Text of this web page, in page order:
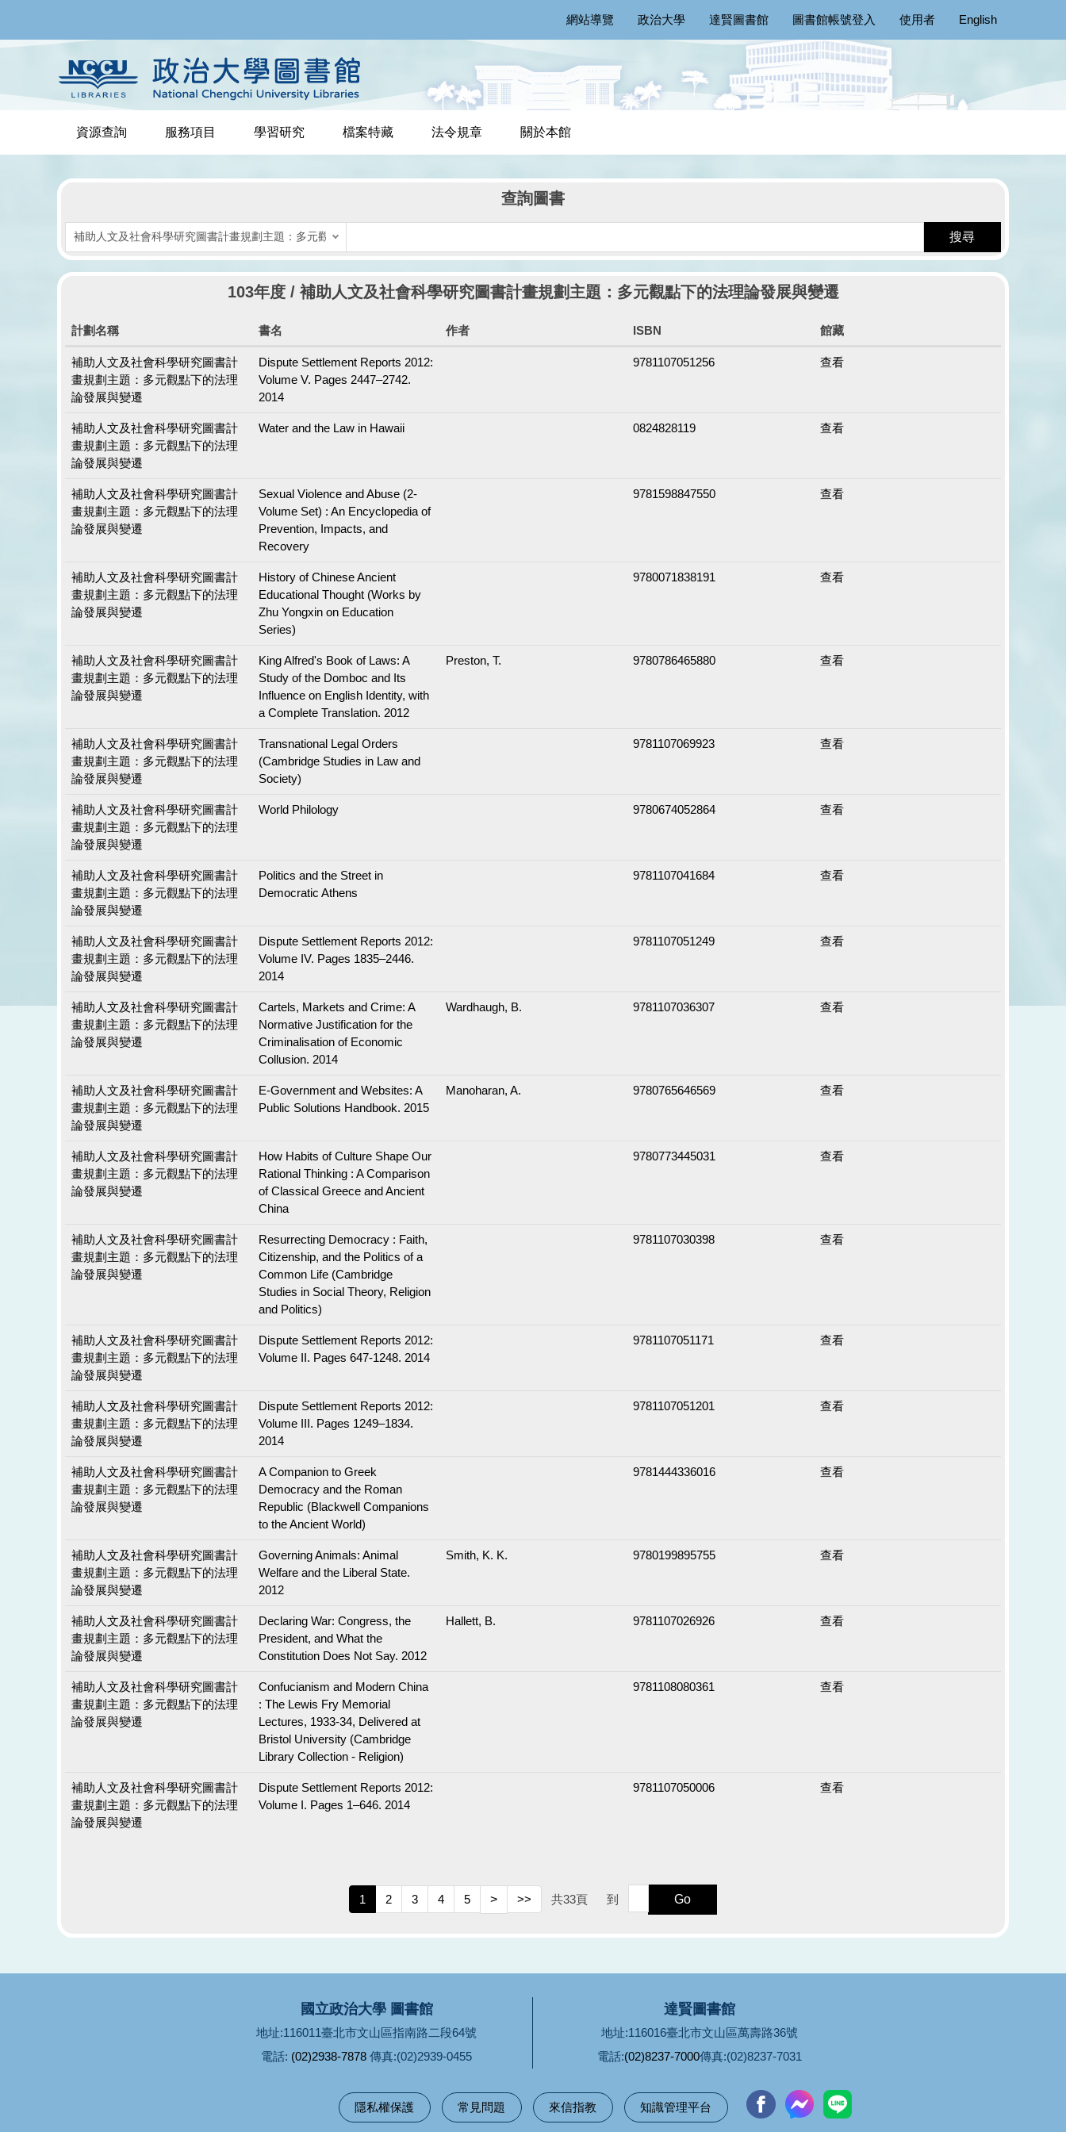
主
容
網站導覽 政治大學 達賢圖書館 圖書館帳號登入 使用者 English
資源查詢 服務項目 學習研究 檔案特藏 法令規章 關於本館
查詢圖書
搜尋
103年度 / 補助人文及社會科學研究圖書計畫規劃主題：多元觀點下的法理論發展與變遷
計劃名稱 書名 作者 ISBN 館藏
補助人文及社會科學研究圖書計
畫規劃主題：多元觀點下的法理
論發展與變遷
Dispute Settlement Reports 2012:
Volume V. Pages 2447–2742.
2014
9781107051256 查看
補助人文及社會科學研究圖書計
畫規劃主題：多元觀點下的法理
論發展與變遷
Water and the Law in Hawaii 0824828119 查看
補助人文及社會科學研究圖書計
畫規劃主題：多元觀點下的法理
論發展與變遷
Sexual Violence and Abuse (2-
Volume Set) : An Encyclopedia of
Prevention, Impacts, and
Recovery
9781598847550 查看
補助人文及社會科學研究圖書計
畫規劃主題：多元觀點下的法理
論發展與變遷
History of Chinese Ancient
Educational Thought (Works by
Zhu Yongxin on Education
Series)
9780071838191 查看
補助人文及社會科學研究圖書計
畫規劃主題：多元觀點下的法理
論發展與變遷
King Alfred's Book of Laws: A
Study of the Domboc and Its
Influence on English Identity, with
a Complete Translation. 2012
Preston, T. 9780786465880 查看
補助人文及社會科學研究圖書計
畫規劃主題：多元觀點下的法理
論發展與變遷
Transnational Legal Orders
(Cambridge Studies in Law and
Society)
9781107069923 查看
補助人文及社會科學研究圖書計
畫規劃主題：多元觀點下的法理
論發展與變遷
World Philology 9780674052864 查看
補助人文及社會科學研究圖書計
畫規劃主題：多元觀點下的法理
論發展與變遷
Politics and the Street in
Democratic Athens
9781107041684 查看
補助人文及社會科學研究圖書計
畫規劃主題：多元觀點下的法理
論發展與變遷
Dispute Settlement Reports 2012:
Volume IV. Pages 1835–2446.
2014
9781107051249 查看
補助人文及社會科學研究圖書計
畫規劃主題：多元觀點下的法理
論發展與變遷
Cartels, Markets and Crime: A
Normative Justification for the
Criminalisation of Economic
Collusion. 2014
Wardhaugh, B. 9781107036307 查看
補助人文及社會科學研究圖書計
畫規劃主題：多元觀點下的法理
論發展與變遷
E-Government and Websites: A
Public Solutions Handbook. 2015
Manoharan, A. 9780765646569 查看
補助人文及社會科學研究圖書計
畫規劃主題：多元觀點下的法理
論發展與變遷
How Habits of Culture Shape Our
Rational Thinking : A Comparison
of Classical Greece and Ancient
China
9780773445031 查看
補助人文及社會科學研究圖書計
畫規劃主題：多元觀點下的法理
論發展與變遷
Resurrecting Democracy : Faith,
Citizenship, and the Politics of a
Common Life (Cambridge
Studies in Social Theory, Religion
and Politics)
9781107030398 查看
補助人文及社會科學研究圖書計
畫規劃主題：多元觀點下的法理
論發展與變遷
Dispute Settlement Reports 2012:
Volume II. Pages 647-1248. 2014
9781107051171 查看
補助人文及社會科學研究圖書計
畫規劃主題：多元觀點下的法理
論發展與變遷
Dispute Settlement Reports 2012:
Volume III. Pages 1249–1834.
2014
9781107051201 查看
補助人文及社會科學研究圖書計
畫規劃主題：多元觀點下的法理
論發展與變遷
A Companion to Greek
Democracy and the Roman
Republic (Blackwell Companions
to the Ancient World)
9781444336016 查看
補助人文及社會科學研究圖書計
畫規劃主題：多元觀點下的法理
論發展與變遷
Governing Animals: Animal
Welfare and the Liberal State.
2012
Smith, K. K. 9780199895755 查看
補助人文及社會科學研究圖書計
畫規劃主題：多元觀點下的法理
論發展與變遷
Declaring War: Congress, the
President, and What the
Constitution Does Not Say. 2012
Hallett, B. 9781107026926 查看
補助人文及社會科學研究圖書計
畫規劃主題：多元觀點下的法理
論發展與變遷
Confucianism and Modern China
: The Lewis Fry Memorial
Lectures, 1933-34, Delivered at
Bristol University (Cambridge
Library Collection - Religion)
9781108080361 查看
補助人文及社會科學研究圖書計
畫規劃主題：多元觀點下的法理
論發展與變遷
Dispute Settlement Reports 2012:
Volume I. Pages 1–646. 2014
9781107050006 查看
1 2 3 4 5 > >> 共33頁 到 Go
國立政治大學 圖書館
地址:116011臺北市文山區指南路二段64號
電話: (02)2938-7878 傳真:(02)2939-0455
達賢圖書館
地址:116016臺北市文山區萬壽路36號
電話:(02)8237-7000傳真:(02)8237-7031
隱私權保護 常見問題 來信指教 知識管理平台